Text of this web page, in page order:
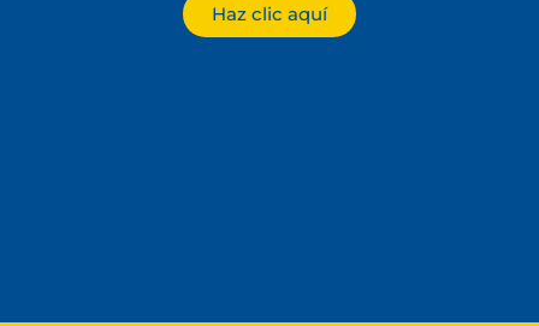
Haz clic aquí